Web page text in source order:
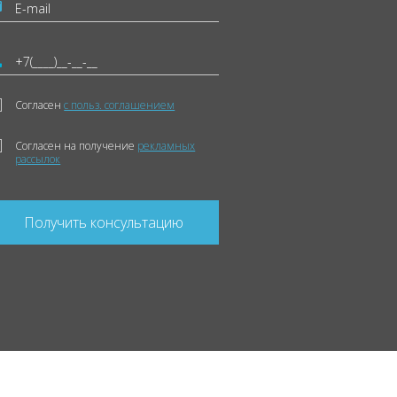
Согласенс польз. соглашением
Согласен на получение рекламных
рассылок
Получить консультацию